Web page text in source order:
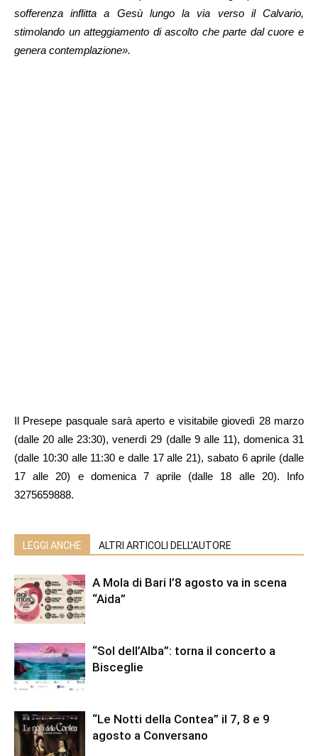
sofferenza inflitta a Gesù lungo la via verso il Calvario,
stimolando un atteggiamento di ascolto che parte dal cuore e
genera contemplazione».
Il Presepe pasquale sarà aperto e visitabile giovedì 28 marzo
(dalle 20 alle 23:30), venerdì 29 (dalle 9 alle 11), domenica 31
(dalle 10:30 alle 11:30 e dalle 17 alle 21), sabato 6 aprile (dalle
17 alle 20) e domenica 7 aprile (dalle 18 alle 20). Info
3275659888.
LEGGI ANCHE ALTRI ARTICOLI DELL'AUTORE
A Mola di Bari l’8 agosto va in scena
“Aida”
“Sol dell’Alba”: torna il concerto a
Bisceglie
“Le Notti della Contea” il 7, 8 e 9
agosto a Conversano